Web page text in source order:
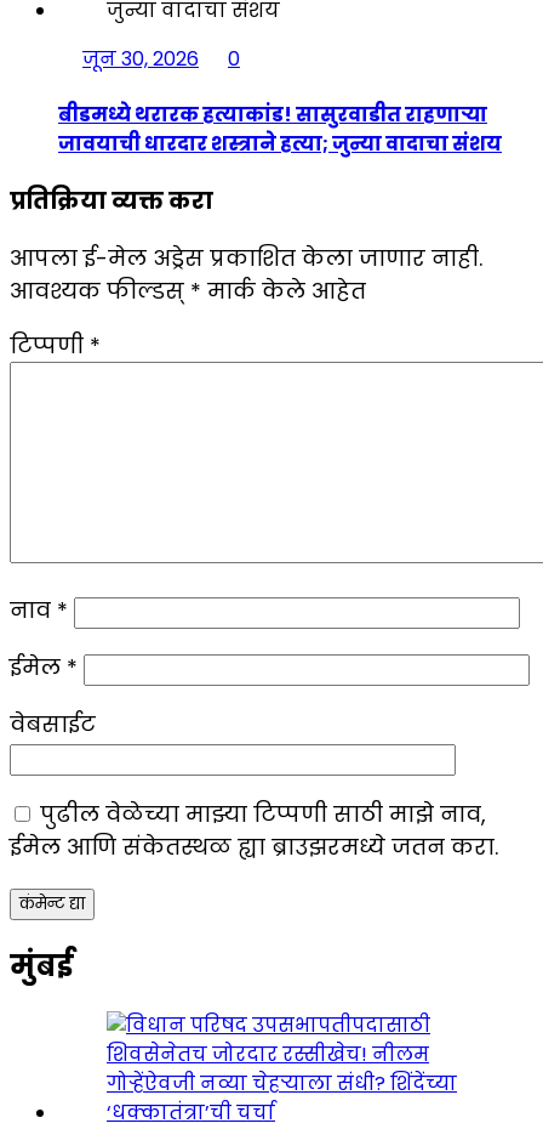
जून 30, 2026
0
बीडमध्ये थरारक हत्याकांड! सासुरवाडीत राहणाऱ्या
जावयाची धारदार शस्त्राने हत्या; जुन्या वादाचा संशय
प्रतिक्रिया व्यक्त करा
आपला ई-मेल अड्रेस प्रकाशित केला जाणार नाही.
आवश्यक फील्डस् * मार्क केले आहेत
टिप्पणी *
नाव *
ईमेल *
वेबसाईट
पुढील वेळेच्या माझ्या टिप्पणी साठी माझे नाव,
ईमेल आणि संकेतस्थळ ह्या ब्राउझरमध्ये जतन करा.
मुंबई